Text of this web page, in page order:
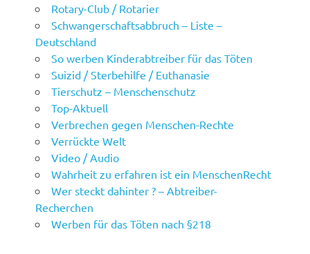
Rotary-Club / Rotarier
Schwangerschaftsabbruch – Liste –
Deutschland
So werben Kinderabtreiber für das Töten
Suizid / Sterbehilfe / Euthanasie
Tierschutz – Menschenschutz
Top-Aktuell
Verbrechen gegen Menschen-Rechte
Verrückte Welt
Video / Audio
Wahrheit zu erfahren ist ein MenschenRecht
Wer steckt dahinter ? – Abtreiber-
Recherchen
Werben für das Töten nach §218